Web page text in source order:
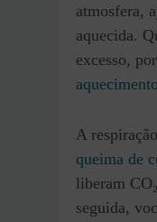
atmosfera,
aquecida.
excesso,
A
queima de
liberam
seguida,